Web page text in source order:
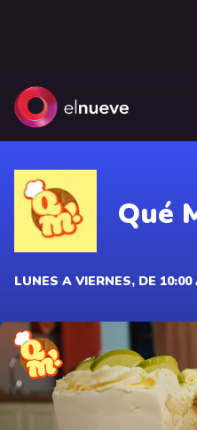
Qué
LUNES A VIERNES, DE 10:00